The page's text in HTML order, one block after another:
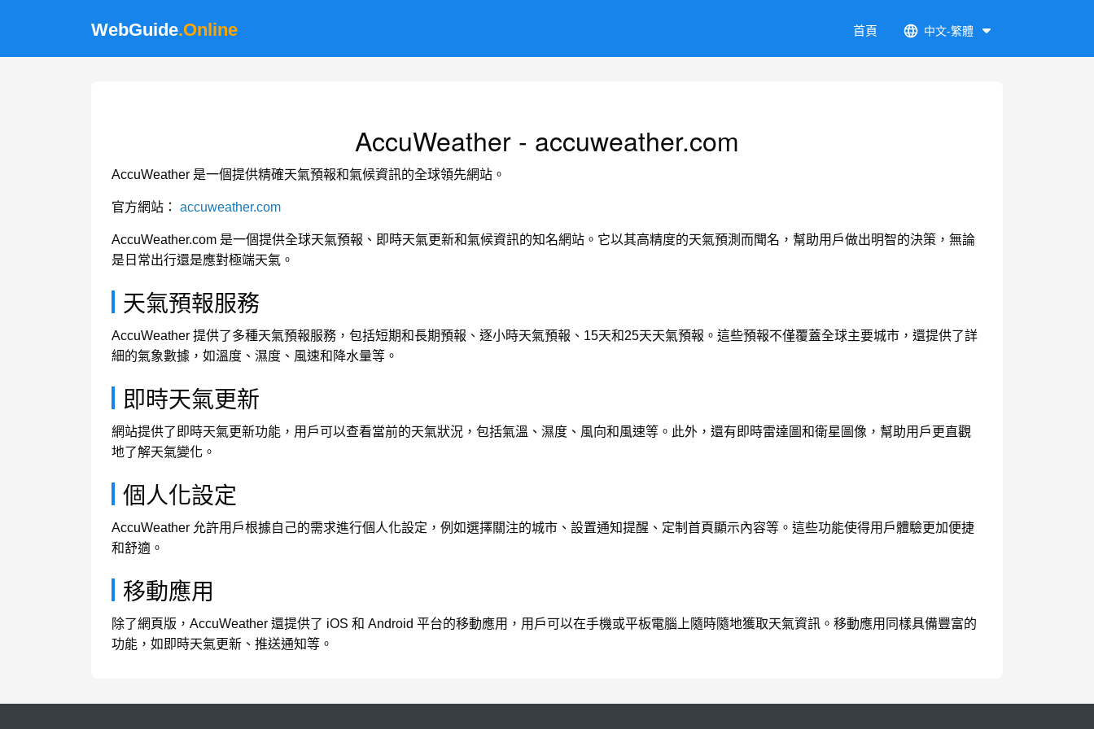
WebGuide.Online 首頁 中文-繁體
AccuWeather - accuweather.com
AccuWeather 是一個提供精確天氣預報和氣候資訊的全球領先網站。
官方網站： accuweather.com
AccuWeather.com 是一個提供全球天氣預報、即時天氣更新和氣候資訊的知名網站。它以其高精度的天氣預測而聞名，幫助用戶做出明智的決策，無論
是日常出行還是應對極端天氣。
天氣預報服務
AccuWeather 提供了多種天氣預報服務，包括短期和長期預報、逐小時天氣預報、15天和25天天氣預報。這些預報不僅覆蓋全球主要城市，還提供了詳
細的氣象數據，如溫度、濕度、風速和降水量等。
即時天氣更新
網站提供了即時天氣更新功能，用戶可以查看當前的天氣狀況，包括氣溫、濕度、風向和風速等。此外，還有即時雷達圖和衛星圖像，幫助用戶更直觀
地了解天氣變化。
個人化設定
AccuWeather 允許用戶根據自己的需求進行個人化設定，例如選擇關注的城市、設置通知提醒、定制首頁顯示內容等。這些功能使得用戶體驗更加便捷
和舒適。
移動應用
除了網頁版，AccuWeather 還提供了 iOS 和 Android 平台的移動應用，用戶可以在手機或平板電腦上隨時隨地獲取天氣資訊。移動應用同樣具備豐富的
功能，如即時天氣更新、推送通知等。